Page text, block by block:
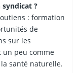
syndicat ?
: formation
de
sur les
un peu comme
santé naturelle.